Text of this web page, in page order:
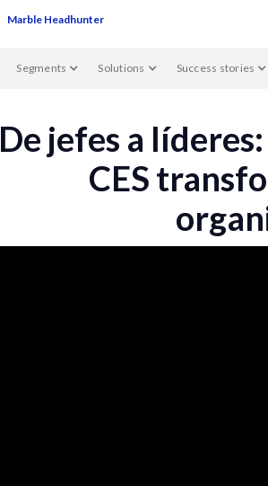
Marble Headhunter
Segments Solutions Success stories
De jefes a
CES